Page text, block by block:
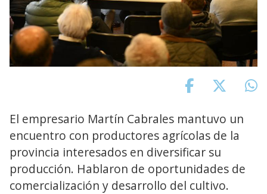
El empresario Martín Cabrales mantuvo un
encuentro con productores agrícolas de la
provincia interesados en diversificar su
producción. Hablaron de oportunidades de
comercialización y desarrollo del cultivo.